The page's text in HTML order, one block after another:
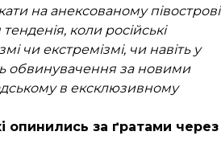
на анексованому півострові
коли російські
чи екстремізмі, чи навіть у
обвинувачення за новими
в ексклюзивному
опинились за ґратами через